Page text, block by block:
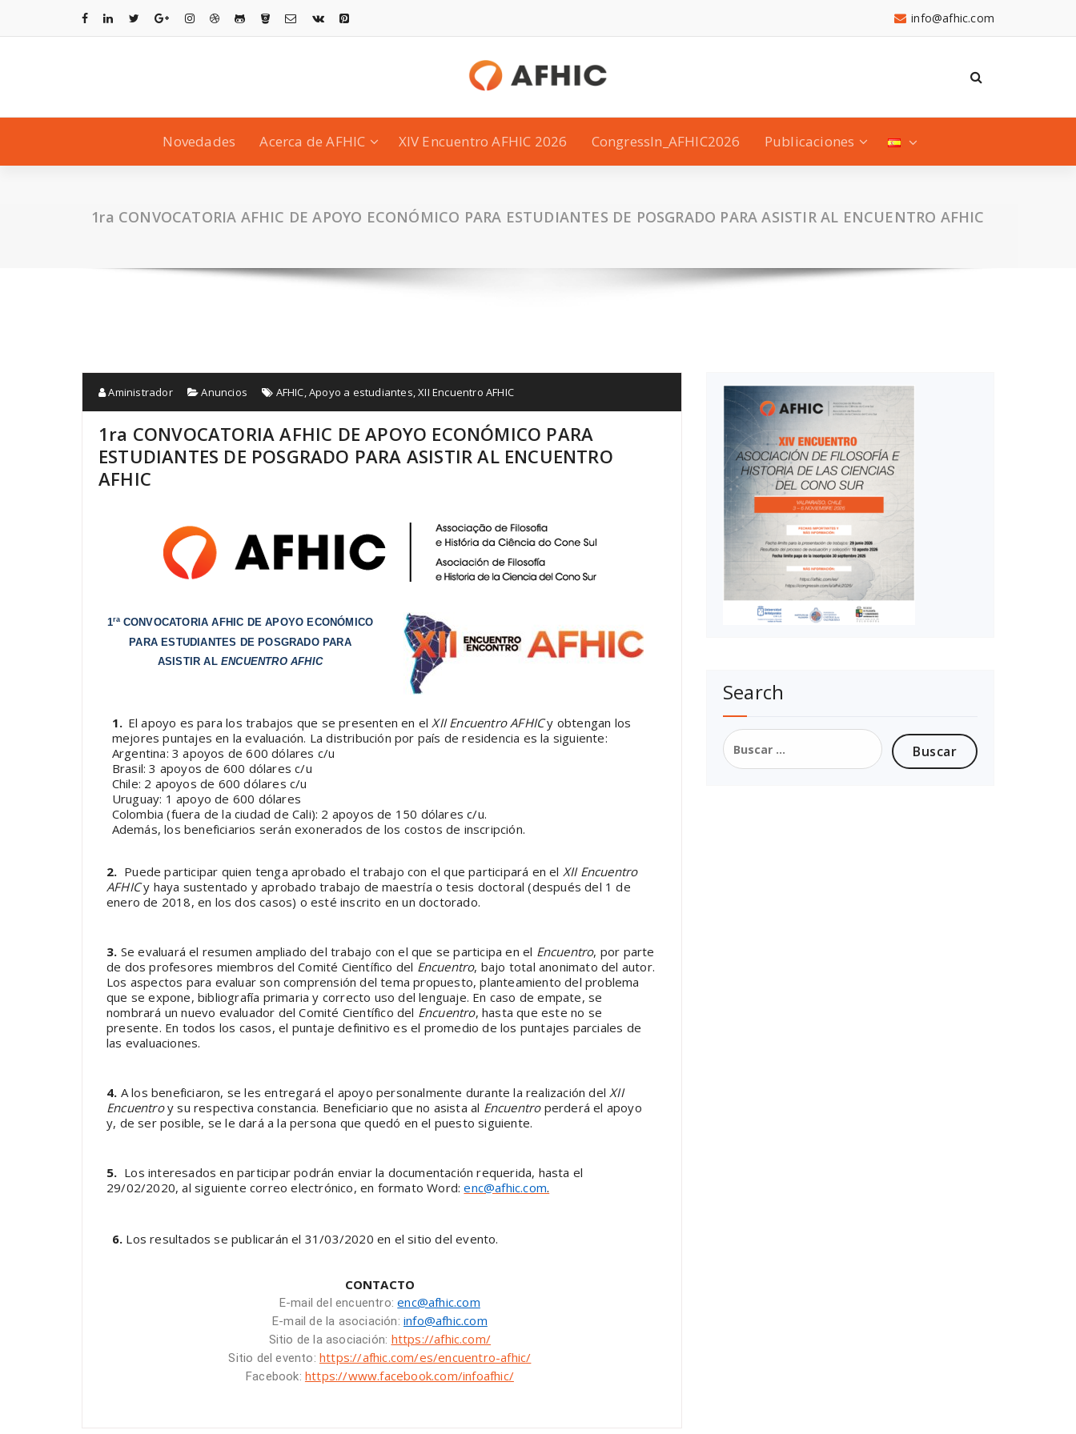
info@afhic.com
Novedades Acerca de AFHIC XIV Encuentro AFHIC 2026 CongressIn_AFHIC2026 Publicaciones
1ra CONVOCATORIA AFHIC DE APOYO ECONÓMICO PARA ESTUDIANTES DE POSGRADO PARA ASISTIR AL ENCUENTRO AFHIC
Aministrador Anuncios AFHIC,Apoyo a estudiantes,XII Encuentro AFHIC
1ra CONVOCATORIA AFHIC DE APOYO ECONÓMICO PARA
ESTUDIANTES DE POSGRADO PARA ASISTIR AL ENCUENTRO
AFHIC
1ra CONVOCATORIA AFHIC DE APOYO ECONÓMICO
PARA ESTUDIANTES DE POSGRADO PARA
ASISTIR ALENCUENTRO AFHIC
1. El apoyo es para los trabajos que se presenten en elXII Encuentro AFHICy obtengan los
mejores puntajes en la evaluación. La distribución por país de residencia es la siguiente:
Argentina: 3 apoyos de 600 dólares c/u
Brasil: 3 apoyos de 600 dólares c/u
Chile: 2 apoyos de 600 dólares c/u
Uruguay: 1 apoyo de 600 dólares
Colombia (fuera de la ciudad de Cali): 2 apoyos de 150 dólares c/u.
Además, los beneficiarios serán exonerados de los costos de inscripción.
2. Puede participar quien tenga aprobado el trabajo con el que participará en el XII Encuentro
AFHICy haya sustentado y aprobado trabajo de maestría o tesis doctoral (después del 1 de
enero de 2018, en los dos casos) o esté inscrito en un doctorado.
3. Se evaluará el resumen ampliado del trabajo con el que se participa en el Encuentro, por parte
de dos profesores miembros del Comité Científico del Encuentro, bajo total anonimato del autor.
Los aspectos para evaluar son comprensión del tema propuesto, planteamiento del problema
que se expone, bibliografía primaria y correcto uso del lenguaje. En caso de empate, se
nombrará un nuevo evaluador del Comité Científico del Encuentro, hasta que este no se
presente. En todos los casos, el puntaje definitivo es el promedio de los puntajes parciales de
las evaluaciones.
4. A los beneficiaron, se les entregará el apoyo personalmente durante la realización del XII
Encuentroy su respectiva constancia. Beneficiario que no asista al Encuentro perderá el apoyo
y, de ser posible, se le dará a la persona que quedó en el puesto siguiente.
5. Los interesados en participar podrán enviar la documentación requerida, hasta el
29/02/2020, al siguiente correo electrónico, en formato Word:enc@afhic.com.
6. Los resultados se publicarán el 31/03/2020 en el sitio del evento.
CONTACTO
E-mail del encuentro:enc@afhic.com
E-mail de la asociación: info@afhic.com
Sitio de la asociación: https://afhic.com/
Sitio del evento: https://afhic.com/es/encuentro-afhic/
Facebook: https://www.facebook.com/infoafhic/
Search